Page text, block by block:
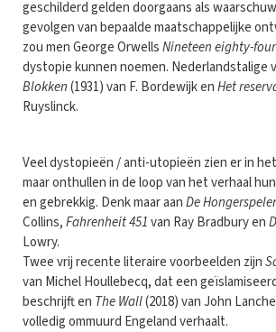
geschilderd gelden doorgaans als
gevolgen van bepaalde maatschappelijke
zou men George OrwellsNineteen eighty-four
dystopie kunnen noemen. Nederlandstalige
Blokken(1931) van F. Bordewijk enHet
Ruyslinck.
Veel dystopieën / anti-utopieën zien er in
maar onthullen in de loop van het verhaal
en gebrekkig. Denk maar aanDe
Collins,Fahrenheit 451van Ray Bradbury en
Lowry.
Twee vrij recente literaire voorbeelden zijn
van Michel Houllebecq, dat een
beschrijft en The Wall(2018) van John
volledig ommuurd Engeland verhaalt.